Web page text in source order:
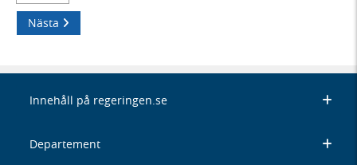
Nästa
Innehåll på regeringen.se
Departement